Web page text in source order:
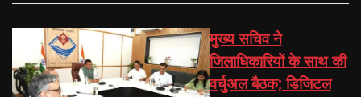
मुख्य सचिव ने
जिलाधिकारियों के साथ की
वर्चुअल बैठक; डिजिटल